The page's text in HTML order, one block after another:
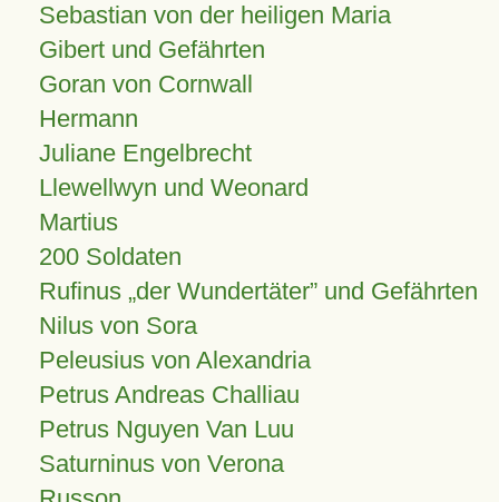
Sebastian von der heiligen Maria
Gibert und Gefährten
Goran von Cornwall
Hermann
Juliane Engelbrecht
Llewellwyn und Weonard
Martius
200 Soldaten
Rufinus „der Wundertäter” und Gefährten
Nilus von Sora
Peleusius von Alexandria
Petrus Andreas Challiau
Petrus Nguyen Van Luu
Saturninus von Verona